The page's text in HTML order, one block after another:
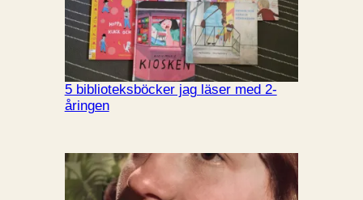
5 biblioteksböcker jag läser med 2-
åringen